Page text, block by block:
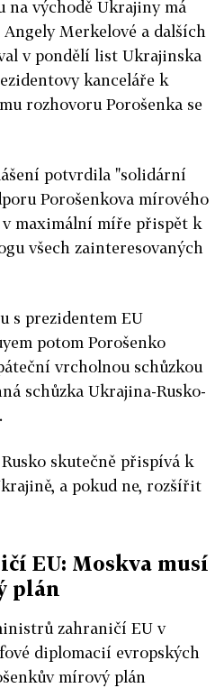
východě Ukrajiny má
Merkelové a dalších
v pondělí list Ukrajinska
kanceláře k
rozhovoru Porošenka se
potvrdila "solidární
Porošenkova mírového
v maximální míře přispět k
všech zainteresovaných
s prezidentem EU
potom Porošenko
vrcholnou schůzkou
schůzka Ukrajina-Rusko-
skutečně přispívá k
a pokud ne, rozšířit
EU: Moskva musí
plán
zahraničí EU v
diplomacií evropských
mírový plán